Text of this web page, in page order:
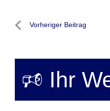
Vorheriger Beitrag
🕫 Ihr